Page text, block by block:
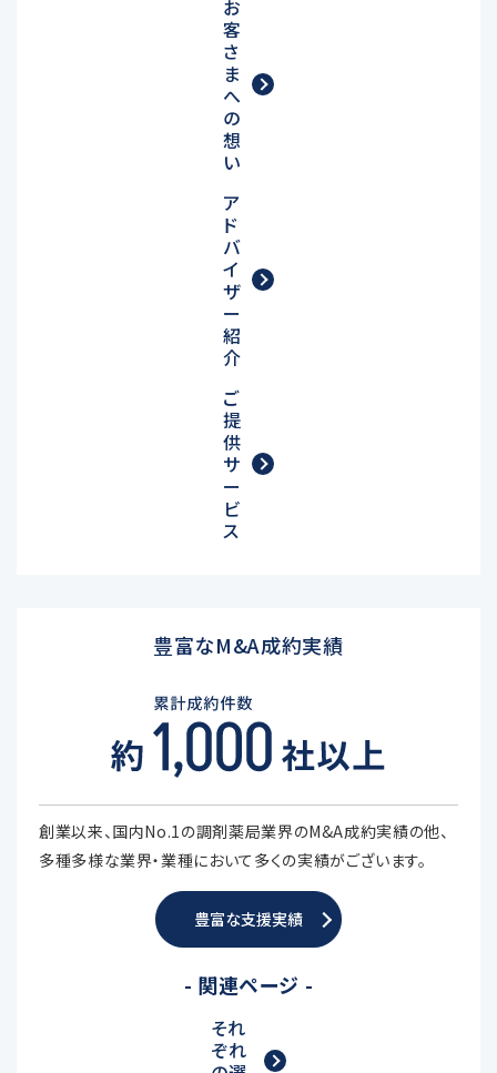
お
客
さ
ま
へ
の
想
い
ア
ド
バ
イ
ザ
ー
紹
介
ご
提
供
サ
ー
ビ
ス
豊富なM&A成約実績
創業以来、国内No.1の調剤薬局業界のM&A成約実績の他、
多種多様な業界・業種において多くの実績がございます。
豊富な支援実績
- 関連ページ -
それ
ぞれ